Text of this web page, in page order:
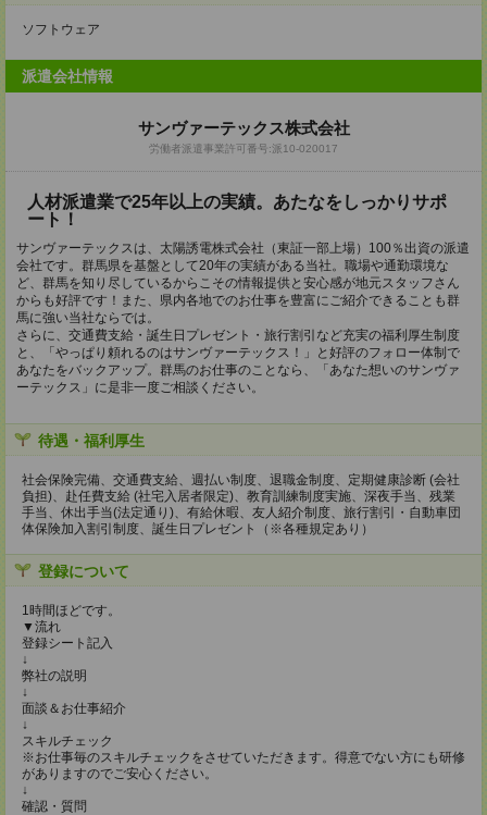
ソフトウェア
派遣会社情報
サンヴァーテックス株式会社
労働者派遣事業許可番号:派10-020017
人材派遣業で25年以上の実績。あたなをしっかりサポ
ート！
サンヴァーテックスは、太陽誘電株式会社（東証一部上場）100％出資の派遣
会社です。群馬県を基盤として20年の実績がある当社。職場や通勤環境な
ど、群馬を知り尽しているからこその情報提供と安心感が地元スタッフさん
からも好評です！また、県内各地でのお仕事を豊富にご紹介できることも群
馬に強い当社ならでは。
さらに、交通費支給・誕生日プレゼント・旅行割引など充実の福利厚生制度
と、「やっぱり頼れるのはサンヴァーテックス！」と好評のフォロー体制で
あなたをバックアップ。群馬のお仕事のことなら、「あなた想いのサンヴァ
ーテックス」に是非一度ご相談ください。
待遇・福利厚生
社会保険完備、交通費支給、週払い制度、退職金制度、定期健康診断 (会社
負担)、赴任費支給 (社宅入居者限定)、教育訓練制度実施、深夜手当、残業
手当、休出手当(法定通り)、有給休暇、友人紹介制度、旅行割引・自動車団
体保険加入割引制度、誕生日プレゼント（※各種規定あり）
登録について
1時間ほどです。
▼流れ
登録シート記入
↓
弊社の説明
↓
面談＆お仕事紹介
↓
スキルチェック
※お仕事毎のスキルチェックをさせていただきます。得意でない方にも研修
がありますのでご安心ください。
↓
確認・質問